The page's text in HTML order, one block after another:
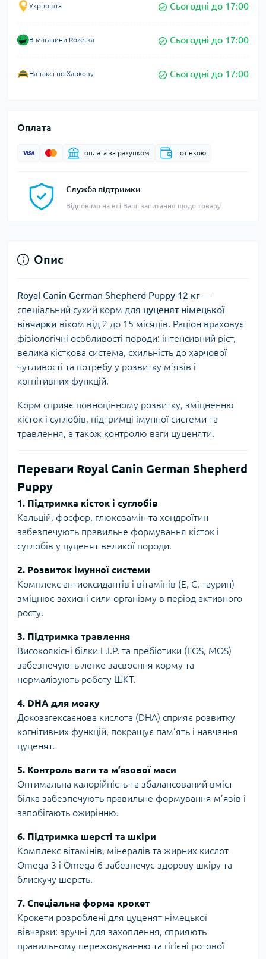
Укрпошта Сьогодні до 17:00
В магазини Rozetka Сьогодні до 17:00
На таксі по Харкову Сьогодні до 17:00
Оплата
оплата за рахунком готівкою
Служба підтримки
Відповімо на всі Ваші запитання щодо товару
Опис
Royal Canin German Shepherd Puppy 12 кг —
спеціальний сухий корм для цуценят німецької
вівчарки віком від 2 до 15 місяців. Раціон враховує
фізіологічні особливості породи: інтенсивний ріст,
велика кісткова система, схильність до харчової
чутливості та потребу у розвитку м’язів і
когнітивних функцій.
Корм сприяє повноцінному розвитку, зміцненню
кісток і суглобів, підтримці імунної системи та
травлення, а також контролю ваги цуценяти.
Переваги Royal Canin German Shepherd
Puppy
1. Підтримка кісток і суглобів
Кальцій, фосфор, глюкозамін та хондроїтин
забезпечують правильне формування кісток і
суглобів у цуценят великої породи.
2. Розвиток імунної системи
Комплекс антиоксидантів і вітамінів (E, C, таурин)
зміцнює захисні сили організму в період активного
росту.
3. Підтримка травлення
Високоякісні білки L.I.P. та пребіотики (FOS, MOS)
забезпечують легке засвоєння корму та
нормалізують роботу ШКТ.
4. DHA для мозку
Докозагексаєнова кислота (DHA) сприяє розвитку
когнітивних функцій, покращує пам’ять і навчання
цуценят.
5. Контроль ваги та м’язової маси
Оптимальна калорійність та збалансований вміст
білка забезпечують правильне формування м’язів і
запобігають ожирінню.
6. Підтримка шерсті та шкіри
Комплекс вітамінів, мінералів та жирних кислот
Omega-3 і Omega-6 забезпечує здорову шкіру та
блискучу шерсть.
7. Спеціальна форма крокет
Крокети розроблені для цуценят німецької
вівчарки: зручні для захоплення, сприяють
правильному пережовуванню та гігієні ротової